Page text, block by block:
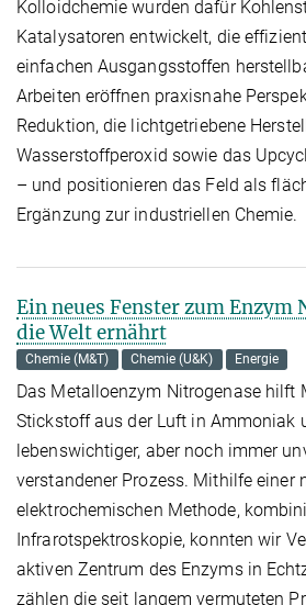
Kolloidchemie wurden dafür
Katalysatoren entwickelt, die
einfachen Ausgangsstoffen
Arbeiten eröffnen praxisnahe
Reduktion, die lichtgetriebene
Wasserstoffperoxid sowie das
– und positionieren das Feld als
Ergänzung zur industriellen Chemie.
Ein neues Fenster zum Enzym
die Welt ernährt
Chemie (M&T) Chemie (U&K) Energie
Das Metalloenzym Nitrogenase hilft
Stickstoff aus der Luft in Ammoniak
lebenswichtiger, aber noch immer
verstandener Prozess. Mithilfe einer
elektrochemischen Methode,
Infrarotspektroskopie, konnten wir
aktiven Zentrum des Enzyms in
zählen die seit langem vermuteten